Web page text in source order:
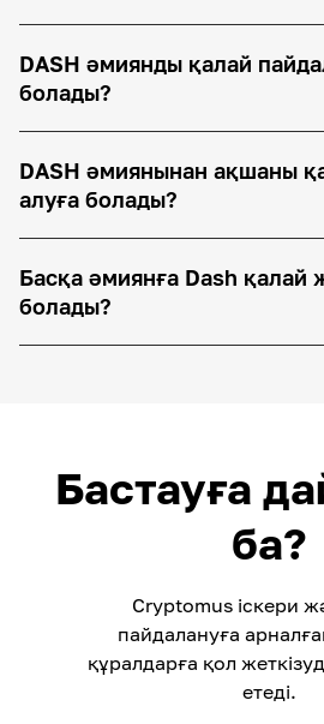
DASH әмиянды қалай
болады?
DASH әмиянынан ақшаны
алуға болады?
Басқа әмиянға Dash қалай
болады?
Бастауға
ба?
Cryptomus іскери
пайдалануға
құралдарға қол
етеді.